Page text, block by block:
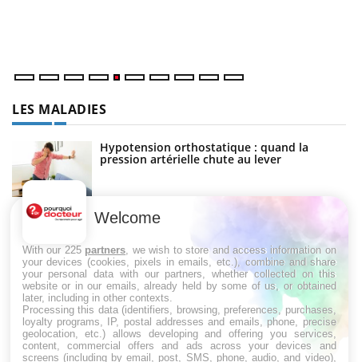
LES MALADIES
Hypotension orthostatique : quand la
pression artérielle chute au lever
Drépanocytose : une déformation des
Maladie de Charcot (Sclérose latérale
amyotrophique)
Welcome
With our 225 partners , we wish to store and access information on
your devices (cookies, pixels in emails, etc.), combine and share
your personal data with our partners, whether collected on this
website or in our emails, already held by some of us, or obtained
later, including in other contexts.
Processing this data (identifiers, browsing, preferences, purchases,
loyalty programs, IP, postal addresses and emails, phone, precise
geolocation, etc.) allows developing and offering you services,
content, commercial offers and ads across your devices and
screens (including by email, post, SMS, phone, audio, and video),